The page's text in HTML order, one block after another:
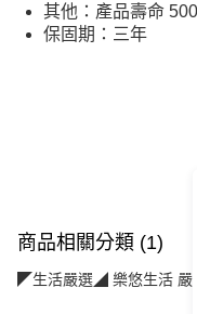
其他：產品壽命
保固期：三年
商品相關分類 (1)
◤生活嚴選◢ 樂悠生活 嚴